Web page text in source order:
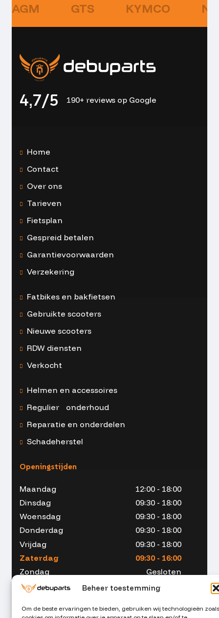
Beheer toestemming
Om de beste ervaringen te bieden, gebruiken wij technologieën zoals
AGM GTS KYMCO
4,7/5 190+ reviews op Google
Home
Contact
Over ons
Tarieven
Fietsplan
Gespreid betalen
Garantievoorwaarden
Verzekering
Fatbikes en bakfietsen
Gebruikte scooters
Nieuwe scooters
RDW diensten
Verkocht
Helmen en accessoires
Regulier onderhoud
Reparatie en onderdelen
Schadeherstel
Openingstijden
Maandag
12:00 - 18:00
Dinsdag
09:30 - 18:00
Woensdag
09:30 - 18:00
Donderdag
09:30 - 18:00
Vrijdag
09:30 - 18:00
Zaterdag
09:30 - 16:00
Zondag
Gesloten